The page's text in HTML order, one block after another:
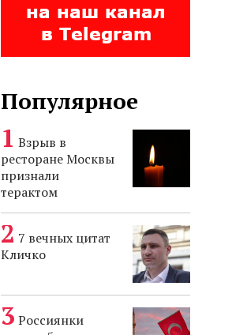
Популярное
Взрыв в
ресторане Москвы
признали
терактом
7 вечных цитат
Кличко
Россиянки